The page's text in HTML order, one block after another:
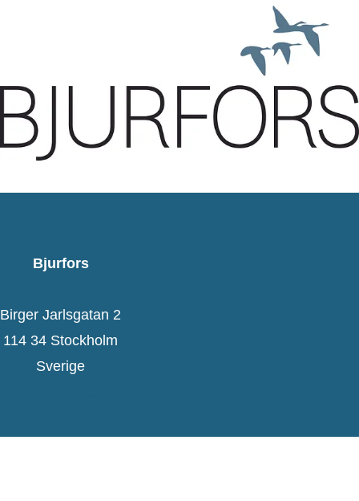
Bjurfors
Birger Jarlsgatan 2
114 34 Stockholm
Sverige